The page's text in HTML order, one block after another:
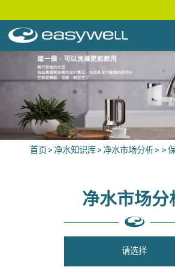
首页 净水知识库 净水市场分析
净水市场分
请选择